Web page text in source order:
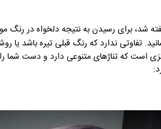
شد، برای رسیدن به نتیجه دلخواه در رنگ
تفاوتی ندارد که رنگ قبلی تیره باشد یا
که تناژهای متنوعی دارد و دست شما را